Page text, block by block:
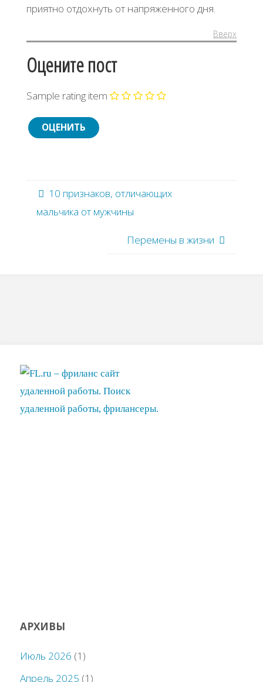
приятно отдохнуть от напряженного дня.
Вверх
Оцените пост
Sample rating item
10 признаков, отличающих
мальчика от мужчины
Перемены в жизни
АРХИВЫ
Июль 2026 (1)
Апрель 2025 (1)